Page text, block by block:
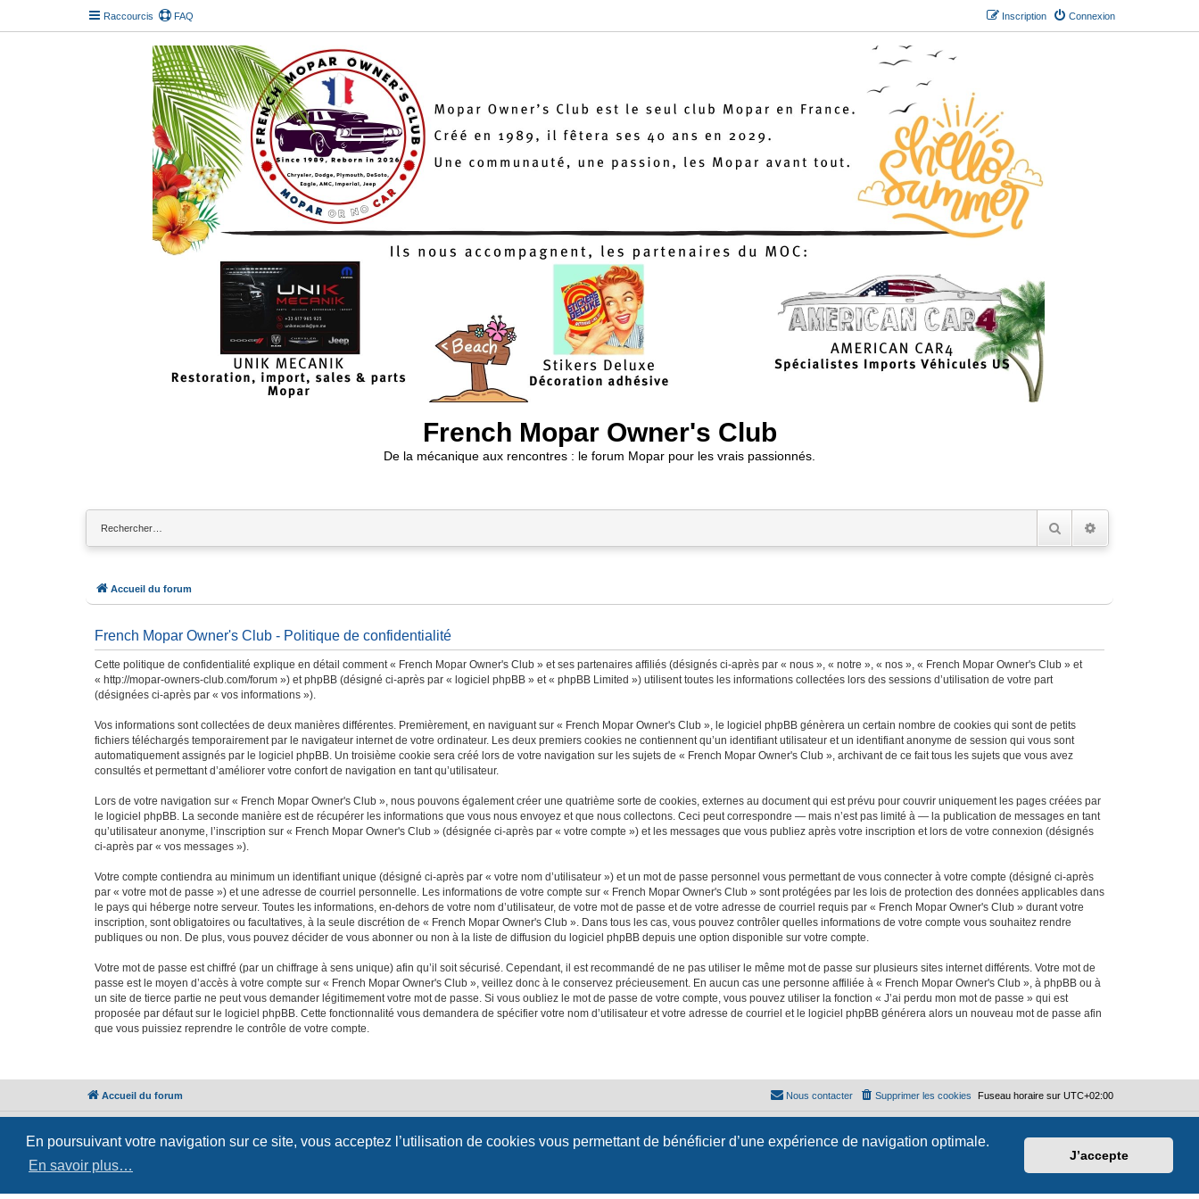
En poursuivant votre navigation sur ce site, vous acceptez l’utilisation de cookies vous permettant de bénéficier d’une expérience de navigation optimale.
En savoir plus…
J’accepte
Raccourcis FAQ Connexion
Inscription
French Mopar Owner's Club
De la mécanique aux rencontres : le forum Mopar pour les vrais passionnés.
RechercherRecherche avancée
Accueil du forum
French Mopar Owner's Club - Politique de confidentialité
Cette politique de confidentialité explique en détail comment « French Mopar Owner's Club » et ses partenaires affiliés (désignés ci-après par « nous », « notre », « nos », « French Mopar Owner's Club » et
« http://mopar-owners-club.com/forum ») et phpBB (désigné ci-après par « logiciel phpBB » et « phpBB Limited ») utilisent toutes les informations collectées lors des sessions d’utilisation de votre part
(désignées ci-après par « vos informations »).
Vos informations sont collectées de deux manières différentes. Premièrement, en naviguant sur « French Mopar Owner's Club », le logiciel phpBB génèrera un certain nombre de cookies qui sont de petits
fichiers téléchargés temporairement par le navigateur internet de votre ordinateur. Les deux premiers cookies ne contiennent qu’un identifiant utilisateur et un identifiant anonyme de session qui vous sont
automatiquement assignés par le logiciel phpBB. Un troisième cookie sera créé lors de votre navigation sur les sujets de « French Mopar Owner's Club », archivant de ce fait tous les sujets que vous avez
consultés et permettant d’améliorer votre confort de navigation en tant qu’utilisateur.
Lors de votre navigation sur « French Mopar Owner's Club », nous pouvons également créer une quatrième sorte de cookies, externes au document qui est prévu pour couvrir uniquement les pages créées par
le logiciel phpBB. La seconde manière est de récupérer les informations que vous nous envoyez et que nous collectons. Ceci peut correspondre — mais n’est pas limité à — la publication de messages en tant
qu’utilisateur anonyme, l’inscription sur « French Mopar Owner's Club » (désignée ci-après par « votre compte ») et les messages que vous publiez après votre inscription et lors de votre connexion (désignés
ci-après par « vos messages »).
Votre compte contiendra au minimum un identifiant unique (désigné ci-après par « votre nom d’utilisateur ») et un mot de passe personnel vous permettant de vous connecter à votre compte (désigné ci-après
par « votre mot de passe ») et une adresse de courriel personnelle. Les informations de votre compte sur « French Mopar Owner's Club » sont protégées par les lois de protection des données applicables dans
le pays qui héberge notre serveur. Toutes les informations, en-dehors de votre nom d’utilisateur, de votre mot de passe et de votre adresse de courriel requis par « French Mopar Owner's Club » durant votre
inscription, sont obligatoires ou facultatives, à la seule discrétion de « French Mopar Owner's Club ». Dans tous les cas, vous pouvez contrôler quelles informations de votre compte vous souhaitez rendre
publiques ou non. De plus, vous pouvez décider de vous abonner ou non à la liste de diffusion du logiciel phpBB depuis une option disponible sur votre compte.
Votre mot de passe est chiffré (par un chiffrage à sens unique) afin qu’il soit sécurisé. Cependant, il est recommandé de ne pas utiliser le même mot de passe sur plusieurs sites internet différents. Votre mot de
passe est le moyen d’accès à votre compte sur « French Mopar Owner's Club », veillez donc à le conservez précieusement. En aucun cas une personne affiliée à « French Mopar Owner's Club », à phpBB ou à
un site de tierce partie ne peut vous demander légitimement votre mot de passe. Si vous oubliez le mot de passe de votre compte, vous pouvez utiliser la fonction « J’ai perdu mon mot de passe » qui est
proposée par défaut sur le logiciel phpBB. Cette fonctionnalité vous demandera de spécifier votre nom d’utilisateur et votre adresse de courriel et le logiciel phpBB générera alors un nouveau mot de passe afin
que vous puissiez reprendre le contrôle de votre compte.
Accueil du forum Fuseau horaire sur UTC+02:00
Supprimer les cookies
Nous contacter
Traduction française officielle©Qiaeru